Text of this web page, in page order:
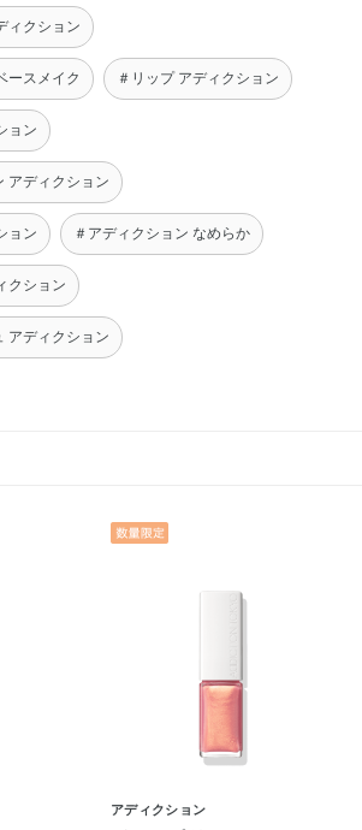
ィクション
ースメイク ＃リップ アディクション
ョン
アディクション
ョン ＃アディクション なめらか
クション
アディクション
アディクション